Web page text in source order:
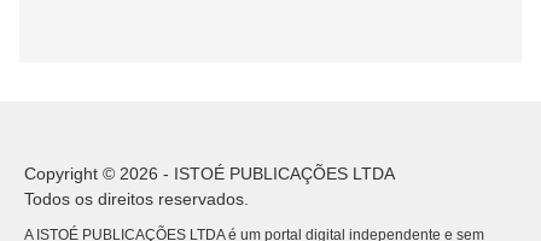
Copyright © 2026 - ISTOÉ PUBLICAÇÕES LTDA
Todos os direitos reservados.
A ISTOÉ PUBLICAÇÕES LTDA é um portal digital independente e sem